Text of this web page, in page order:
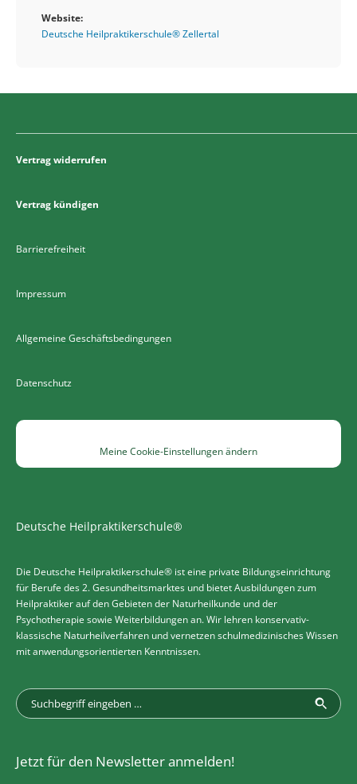
Website:
Deutsche Heilpraktikerschule® Zellertal
Vertrag widerrufen
Vertrag kündigen
Barrierefreiheit
Impressum
Allgemeine Geschäftsbedingungen
Datenschutz
Meine Cookie-Einstellungen ändern
Deutsche Heilpraktikerschule®
Die Deutsche Heilpraktikerschule® ist eine private Bildungseinrichtung
für Berufe des 2. Gesundheitsmarktes und bietet Ausbildungen zum
Heilpraktiker auf den Gebieten der Naturheilkunde und der
Psychotherapie sowie Weiterbildungen an. Wir lehren konservativ-
klassische Naturheilverfahren und vernetzen schulmedizinisches Wissen
mit anwendungsorientierten Kenntnissen.
Jetzt für den Newsletter anmelden!